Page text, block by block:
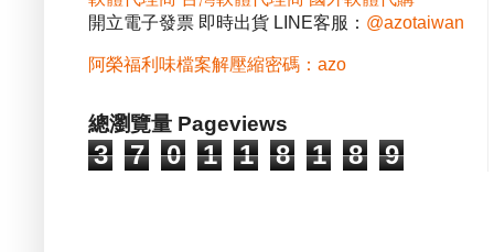
開立電子發票 即時出貨 LINE客服： @azotaiwan
阿榮福利味檔案解壓縮密碼：azo
總瀏覽量 Pageviews
3 7 0 1 1 8 1 8 9